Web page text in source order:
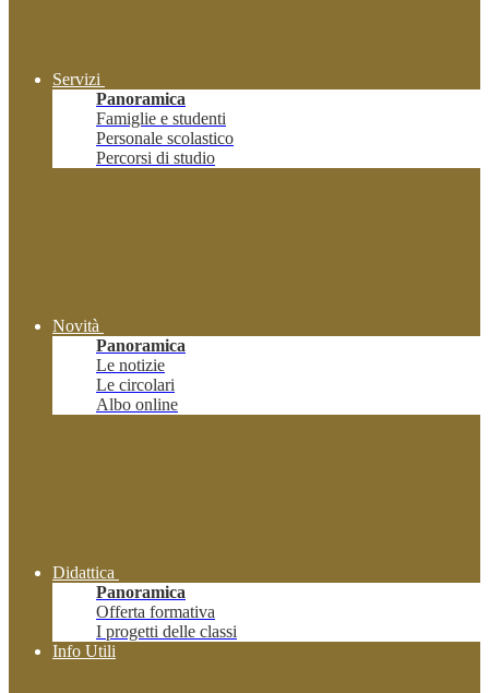
Servizi
Panoramica
Famiglie e studenti
Personale scolastico
Percorsi di studio
Novità
Panoramica
Le notizie
Le circolari
Albo online
Didattica
Panoramica
Offerta formativa
I progetti delle classi
Info Utili